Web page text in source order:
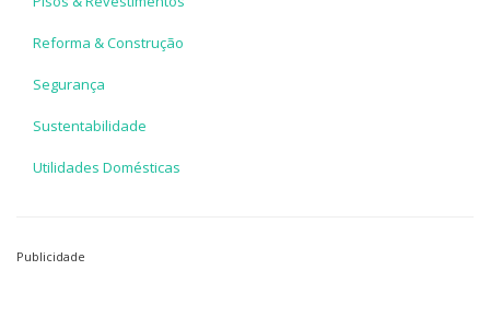
Reforma & Construção
Segurança
Sustentabilidade
Utilidades Domésticas
Publicidade